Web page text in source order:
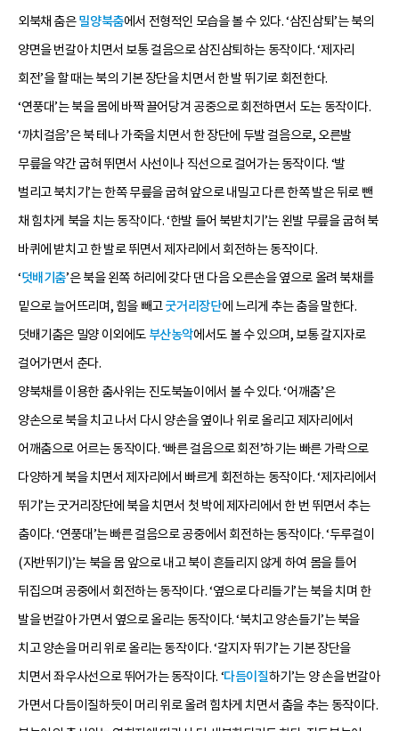
외북채 춤은밀양북춤에서 전형적인 모습을 볼 수 있다. ‘삼진삼퇴’는 북의
양면을 번갈아 치면서 보통 걸음으로 삼진삼퇴하는 동작이다. ‘제자리
회전’을 할 때는 북의 기본 장단을 치면서 한 발 뛰기로 회전한다.
‘연풍대’는 북을 몸에 바짝 끌어당겨 공중으로 회전하면서 도는 동작이다.
‘까치걸음’은 북 테나 가죽을 치면서 한 장단에 두발 걸음으로, 오른발
무릎을 약간 굽혀 뛰면서 사선이나 직선으로 걸어가는 동작이다. ‘발
벌리고 북치기’는 한쪽 무릎을 굽혀 앞으로 내밀고 다른 한쪽 발은 뒤로 뺀
채 힘차게 북을 치는 동작이다. ‘한발 들어 북받치기’는 왼발 무릎을 굽혀 북
바퀴에 받치고 한 발로 뛰면서 제자리에서 회전하는 동작이다.
‘덧배기춤’은 북을 왼쪽 허리에 갖다 댄 다음 오른손을 옆으로 올려 북채를
밑으로 늘어뜨리며, 힘을 빼고굿거리장단에 느리게 추는 춤을 말한다.
덧배기춤은 밀양 이외에도 부산농악에서도 볼 수 있으며, 보통 갈지자로
걸어가면서 춘다.
양북채를 이용한 춤사위는 진도북놀이에서 볼 수 있다. ‘어깨춤’은
양손으로 북을 치고 나서 다시 양손을 옆이나 위로 올리고 제자리에서
어깨춤으로 어르는 동작이다. ‘빠른 걸음으로 회전’하기는 빠른 가락으로
다양하게 북을 치면서 제자리에서 빠르게 회전하는 동작이다. ‘제자리에서
뛰기’는 굿거리장단에 북을 치면서 첫 박에 제자리에서 한 번 뛰면서 추는
춤이다. ‘연풍대’는 빠른 걸음으로 공중에서 회전하는 동작이다. ‘두루걸이
(자반뛰기)’는 북을 몸 앞으로 내고 북이 흔들리지 않게 하여 몸을 틀어
뒤집으며 공중에서 회전하는 동작이다. ‘옆으로 다리들기’는 북을 치며 한
발을 번갈아 가면서 옆으로 올리는 동작이다. ‘북치고 양손들기’는 북을
치고 양손을 머리 위로 올리는 동작이다. ‘갈지자 뛰기’는 기본 장단을
치면서 좌우사선으로 뛰어가는 동작이다. ‘다듬이질하기’는 양 손을 번갈아
가면서 다듬이질하듯이 머리 위로 올려 힘차게 치면서 춤을 추는 동작이다.